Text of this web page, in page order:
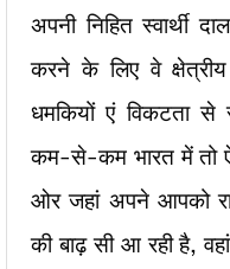
अपनी निहित स्वार्थी
करने के लिए वे
धमकियों एं विकटता
कम-से-कम भारत में तो
ओर जहां अपने आपको
की बाढ़ सी आ रही है,